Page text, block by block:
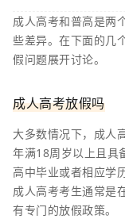
成人高考和普高是两
些差异。在下面的几
假问题展开讨论。
成人高考放假吗
大多数情况下，成人
年满18周岁以上且具
高中毕业或者相应学
成人高考考生通常是
有专门的放假政策。